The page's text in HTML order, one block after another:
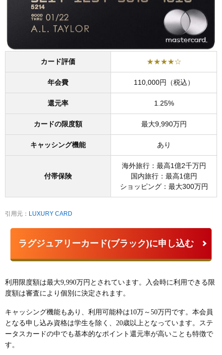
カード評価 ★★★★☆
年会費 110,000円（税込）
還元率 1.25%
カードの限度額 最大9,990万円
キャッシング機能 あり
付帯保険
海外旅行：最高1億2千万円
国内旅行：最高1億円
ショッピング：最大300万円
引用元： LUXURY CARD
ラグジュアリーカード(ブラック)に申し込む
利用限度額は最大9,990万円とされています。入会時に利用できる限
度額は審査により個別に決定されます。
キャッシング機能もあり、利用可能枠は10万～50万円です。本会員
となる申し込み資格は学生を除く、20歳以上となっています。ステ
ータスカードの中でも基本的なポイント還元率が高いことも特徴で
す。